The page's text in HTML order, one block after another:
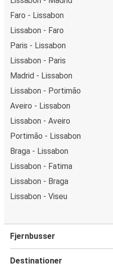
Faro - Lissabon
Lissabon - Faro
Paris - Lissabon
Lissabon - Paris
Madrid - Lissabon
Lissabon - Portimão
Aveiro - Lissabon
Lissabon - Aveiro
Portimão - Lissabon
Braga - Lissabon
Lissabon - Fatima
Lissabon - Braga
Lissabon - Viseu
Fjernbusser
Destinationer